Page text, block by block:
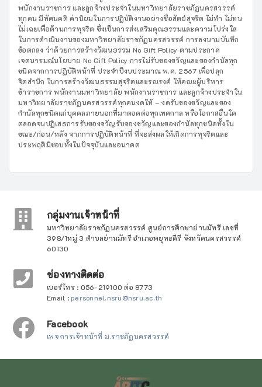
พนักงานราชการ และลูกจ้างประจำในมหาวิทยาลัยราชภัฏนครสวรรค์
ทุกคน มีทัศนคติ ค่านิยมในการปฏิบัติงานอย่างซื่อสัตย์สุจริต ไม่ทำ ไม่ทน
ไม่เฉยเพื่อต้านการทุจริต ซึ่งเป็นการส่งเสริมคุณธรรมและความโปร่งใส
ในการดำเนินงานของมหาวิทยาลัยราชภัฏนครสวรรค์ การลงนามบันทึก
ข้อตกลง ว่าด้วยการสร้างวัฒนธรรม No Gift Policy ตามประกาศ
เจตนารมณ์นโยบาย No Gift Policy การไม่รับของขวัญและของกำนัลทุก
ชนิดจากการปฏิบัติหน้าที่ ประจำปีงบประมาณ พ.ศ. 2567 เพื่อปลุก
จิตสำนึก ในการสร้างวัฒนธรรมสุจริตและรณรงค์ ให้คณะผู้บริหาร
ข้าราชการ พนักงานมหาวิทยาลัย พนักงานราชการ และลูกจ้างประจำใน
มหาวิทยาลัยราชภัฏนครสวรรค์ทุกคนงดให้ – งดรับของขวัญและของ
กำนัลทุกชนิดแก่บุคคลภายนอกที่มาตอดต่อทุกเทศกาล หรือโอกาสอื่นใด
ตลอดจนปฏิเสธการรับของขวัญรับของขวัญและของกำนัลทุกชนิดทั้งใน
ขณะ/ก่อน/หลัง จากการปฏิบัติหน้าที่ ที่จะส่งผลให้เกิดการทุจริตและ
ประพฤติมิชอบทั้งในปัจจุบันและอนาคต
กลุ่มงานเจ้าหน้าที่
มหาวิทยาลัยราชภัฏนครสวรรค์ ศูนย์การศึกษาย่านมัทรี เลขที่
398/1หมู่ 3 ตำบลย่านมัทรี อำเภอพยุหะคีรี จังหวัดนครสวรรค์
60130
ช่องทางติดต่อ
เบอร์โทร : 056-219100 ต่อ 8773
Email :personnel.nsru@nsru.ac.th
Facebook
เพจ การเจ้าหน้าที่ ม.ราชภัฏนครสวรรค์